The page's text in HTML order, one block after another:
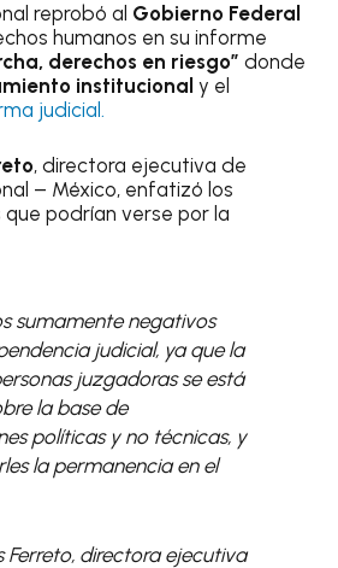
reprobó al Gobierno Federal
humanos en su informe
derechos en riesgo”donde
institucional y el
judicial.
, directora ejecutiva de
– México, enfatizó los
que podrían verse por la
sumamente negativos
judicial, ya que la
juzgadoras se está
la base de
políticas y no técnicas, y
la permanencia en el
Ferreto, directora ejecutiva